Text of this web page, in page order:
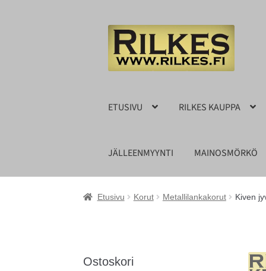
Siirry
navigointiin
Siirry
sisältöön
ETUSIVU RILKES KAUPPA
JÄLLEENMYYNTI MAINOSMÖRKÖ
Etusivu Korut Metallilankakorut Kiven
Ostoskori